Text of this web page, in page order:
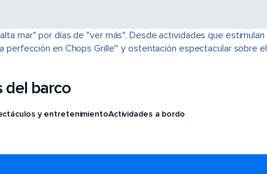
mar" por días de "ver más". Desde actividades que
perfección en Chops Grille℠ y ostentación espectacular sobre
del barco
y entretenimientoActividades a bordo